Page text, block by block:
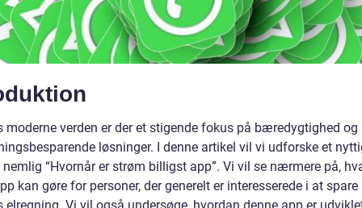
moderne verden er der et stigende fokus på bæredygtighed og
løsninger. I denne artikel vil vi udforske et
“Hvornår er strøm billigst app”. Vi vil se nærmere på,
kan gøre for personer, der generelt er interesserede i at spare